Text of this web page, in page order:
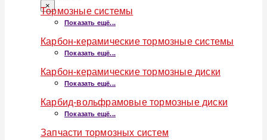
×
Тормозные системы
Показать ещё...
Карбон-керамические тормозные системы
Показать ещё...
Карбон-керамические тормозные диски
Показать ещё...
Карбид-вольфрамовые тормозные диски
Показать ещё...
Запчасти тормозных систем